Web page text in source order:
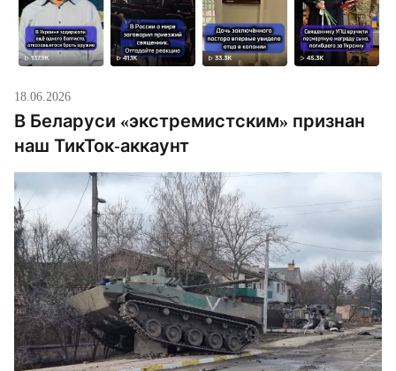
18.06.2026
В Беларуси «экстремистским» признан
наш ТикТок-аккаунт